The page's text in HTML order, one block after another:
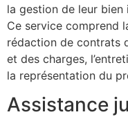
la gestion de leur bien
Ce service comprend
rédaction de contrats
et des charges,
la représentation du
Assistance